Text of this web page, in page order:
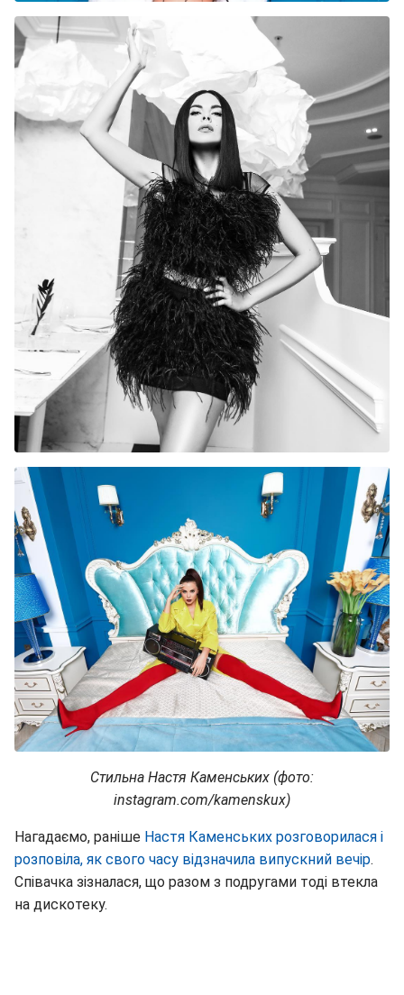
Стильна Настя Каменських (фото:
instagram.com/kamenskux)
Нагадаємо, раніше Настя Каменських розговорилася і
розповіла, як свого часу відзначила випускний вечір.
Співачка зізналася, що разом з подругами тоді втекла
на дискотеку.